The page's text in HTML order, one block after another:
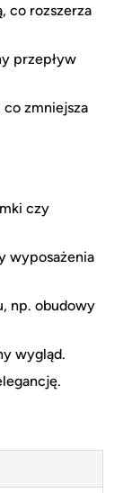
co rozszerza
przepływ
zmniejsza
czy
wyposażenia
np. obudowy
wygląd.